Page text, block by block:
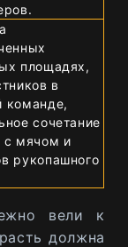
площадях,
в
команде,
сочетание
с мячом и
рукопашного
вели к
должна